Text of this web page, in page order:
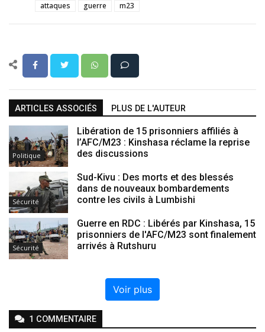
attaques
guerre m23
ARTICLES ASSOCIÉS PLUS DE L'AUTEUR
Politique
Libération de 15 prisonniers affiliés à
l’AFC/M23 : Kinshasa réclame la reprise
des discussions
Sécurité
Sud-Kivu : Des morts et des blessés
dans de nouveaux bombardements
contre les civils à Lumbishi
Sécurité
Guerre en RDC : Libérés par Kinshasa, 15
prisonniers de l'AFC/M23 sont finalement
arrivés à Rutshuru
Voir plus
1 COMMENTAIRE